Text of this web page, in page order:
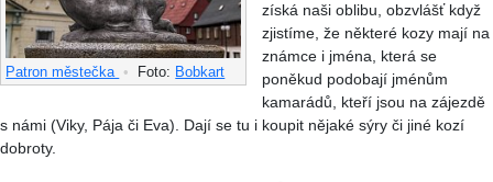
Patron městečka • Foto: Bobkart
získá naši oblibu, obzvlášť když
zjistíme, že některé kozy mají na
známce i jména, která se
poněkud podobají jménům
kamarádů, kteří jsou na zájezdě
s námi (Viky, Pája či Eva). Dají se tu i koupit nějaké sýry či jiné kozí
dobroty.